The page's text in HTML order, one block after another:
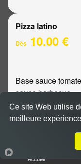
Pizza latino
Dès 10.00 €
Base sauce
sauce barbecue
Accueil
Ce site Web utilise
meilleure